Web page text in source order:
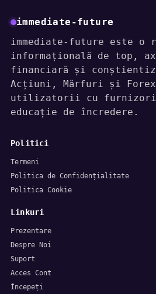
immediate-future
immediate-future este o
informațională de top,
financiară și
Acțiuni, Mărfuri și
utilizatorii cu furnizori
educație de încredere.
Politici
Termeni
Politica de Confidențialitate
Politica Cookie
Linkuri
Prezentare
Despre Noi
Suport
Acces Cont
Începeți